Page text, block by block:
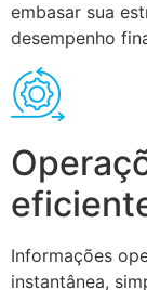
embasar sua
desempenho
Informações
instantânea,